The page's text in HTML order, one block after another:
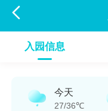

入园信息
今天
27/36℃